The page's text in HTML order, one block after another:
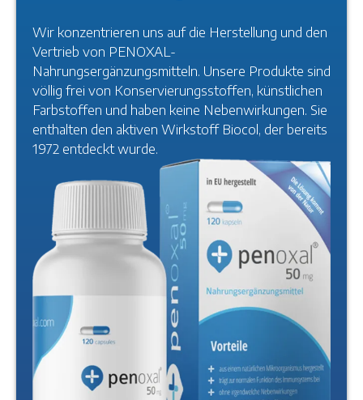
Wir konzentrieren uns auf die Herstellung und den
Vertrieb von PENOXAL-
Nahrungsergänzungsmitteln. Unsere Produkte sind
völlig frei von Konservierungsstoffen, künstlichen
Farbstoffen und haben keine Nebenwirkungen. Sie
enthalten den aktiven Wirkstoff Biocol, der bereits
1972 entdeckt wurde.